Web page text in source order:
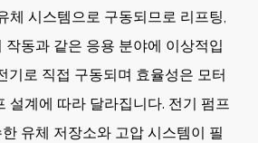
체 시스템으로 구동되므로 리프팅,
작동과 같은 응용 분야에 이상적입
기로 직접 구동되며 효율성은 모터
설계에 따라 달라집니다. 전기 펌프
유체 저장소와 고압 시스템이 필